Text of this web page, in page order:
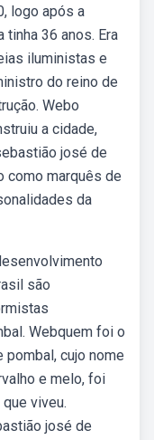
logo após a
tinha 36 anos. Era
iluministas e
do reino de
Webo
a cidade,
josé de
como marquês de
da
são
Webquem foi o
pombal, cujo nome
e melo, foi
viveu.
josé de